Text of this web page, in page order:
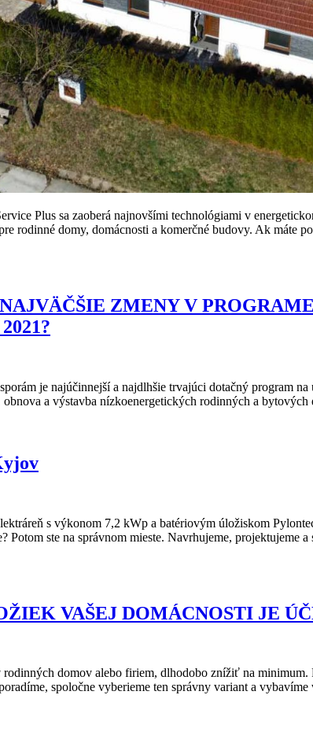
Plus sa zaoberá najnovšími technológiami v
rodinné domy, domácnosti a komerčné budovy. Ak máte
ZMENY V
je najúčinnejší a najdlhšie trvajúci dotačný program
a výstavba nízkoenergetických rodinných a
s výkonom 7,2 kWp a batériovým úložiskom
ste na správnom mieste. Navrhujeme, projektujeme
VAŠEJ DOMÁCNOSTI JE
domov alebo firiem, dlhodobo znížiť na minimum.
spoločne vyberieme ten správny variant a